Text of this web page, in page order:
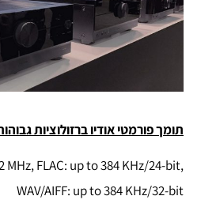
תומך פורמטי אודיו ברזולוציות
MHz, FLAC: up to 384 KHz/24-bit,
WAV/AIFF: up to 384 KHz/32-bit